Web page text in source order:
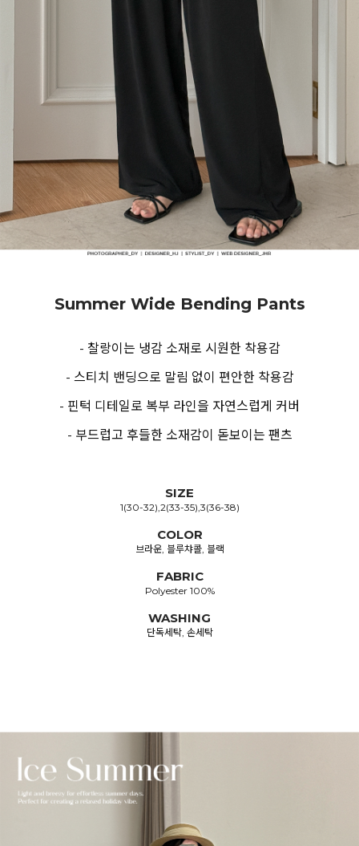
Summer Wide Bending Pants
- 찰랑이는 냉감 소재로 시원한 착용감
- 스티치 밴딩으로 말림 없이 편안한 착용감
- 핀턱 디테일로 복부 라인을 자연스럽게 커버
- 부드럽고 후들한 소재감이 돋보이는 팬츠
SIZE
1(30-32),2(33-35),3(36-38)
COLOR
브라운, 블루챠콜, 블랙
FABRIC
Polyester 100%
WASHING
단독세탁, 손세탁